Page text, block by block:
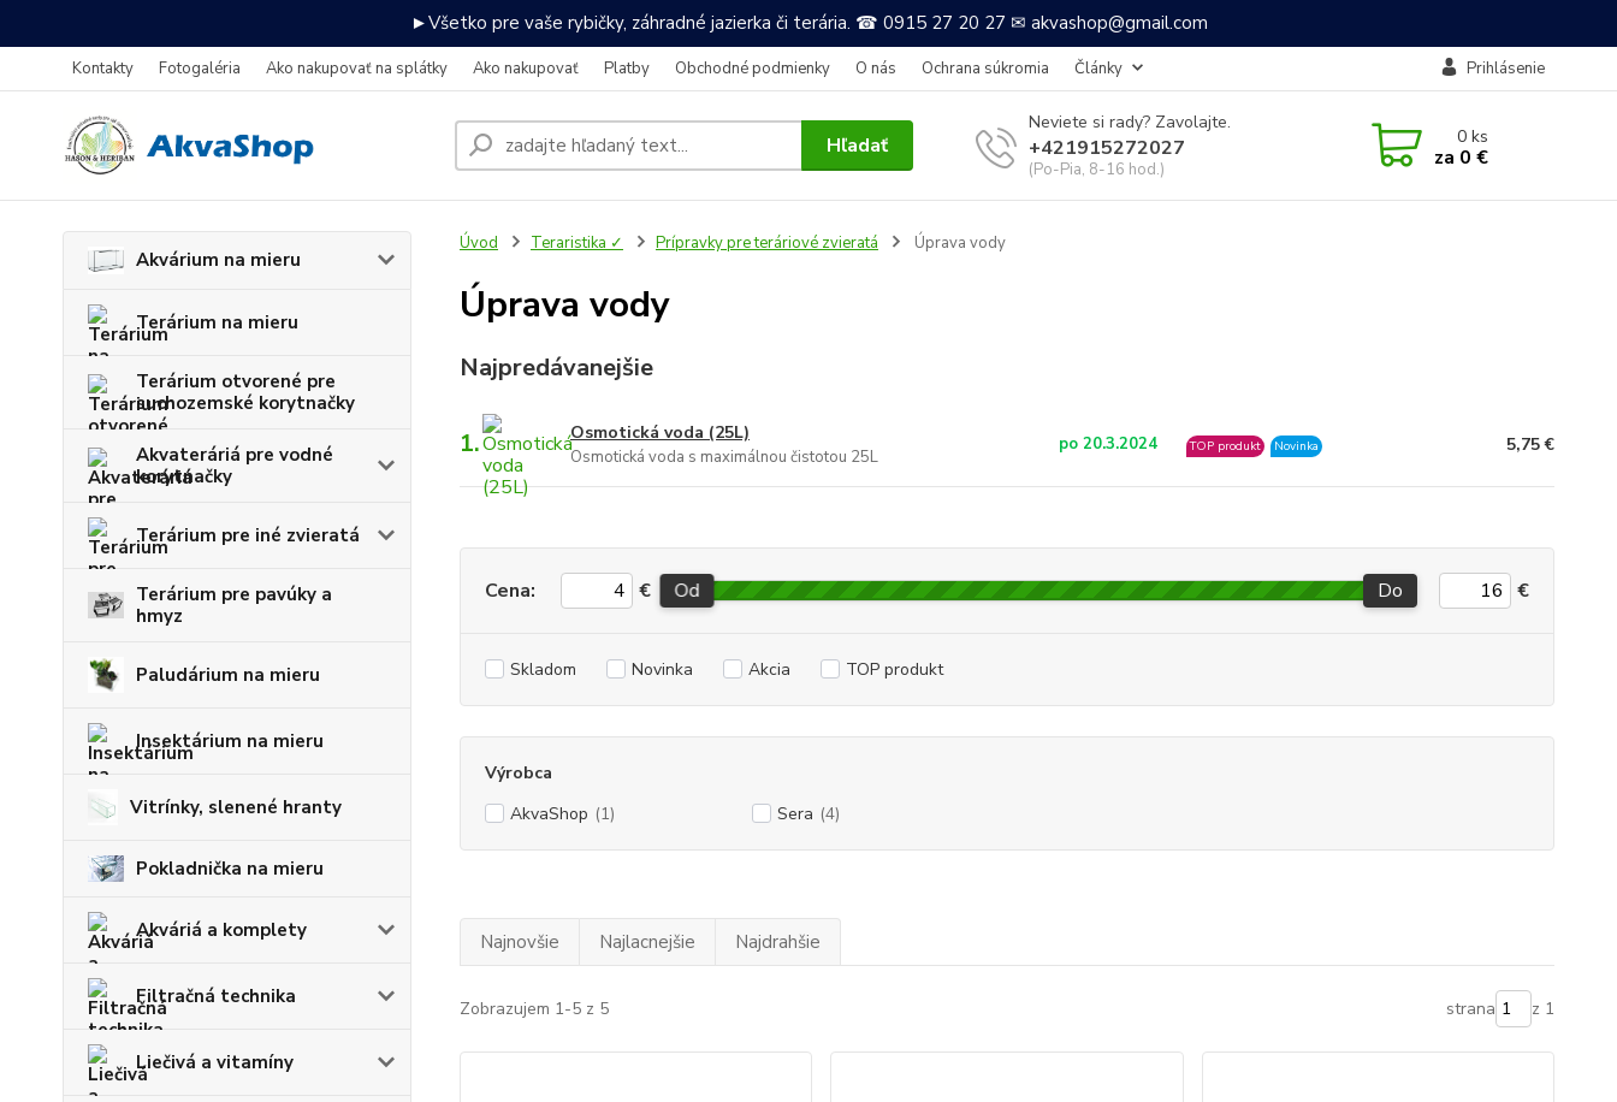
►Všetko pre vaše rybičky, záhradné jazierka či terária. ☎ 0915 27 20 27 ✉ akvashop@gmail.com
Kontakty Fotogaléria Ako nakupovať na splátky Ako nakupovať Platby Obchodné podmienky O nás Ochrana súkromia Články Prihlásenie
Hľadať
Neviete si rady? Zavolajte.
+421915272027
(Po-Pia, 8-16 hod.)
0ks
za 0 €
Akvárium na mieru
Terárium na mieru
Terárium otvorené pre
suchozemské korytnačky
Akvateráriá pre vodné
korytnačky
Terárium pre iné zvieratá
Terárium pre pavúky a
hmyz
Paludárium na mieru
Insektárium na mieru
Vitrínky, slenené hranty
Pokladnička na mieru
Akváriá a komplety
Filtračná technika
Liečivá a vitamíny
Úvod Teraristika ✓ Prípravky pre teráriové zvieratá Úprava vody
Úprava vody
Najpredávanejšie
1. Osmotická voda (25L)
Osmotická voda s maximálnou čistotou 25L
po 20.3.2024 TOP produkt Novinka 5,75 €
Cena: € Od Do €
Skladom Novinka Akcia TOP produkt
Výrobca
AkvaShop (1) Sera (4)
Najnovšie Najlacnejšie Najdrahšie
Zobrazujem 1-5 z 5 strana z 1